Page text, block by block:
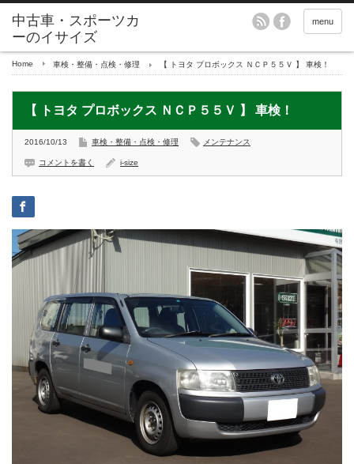
menu
Home 車検・整備・点検・修理 【 トヨタ プロボックス ＮＣＰ５５Ｖ 】 車検！
【 トヨタ プロボックス ＮＣＰ５５Ｖ 】 車検！
2016/10/13 車検・整備・点検・修理 メンテナンス
コメントを書く i-size